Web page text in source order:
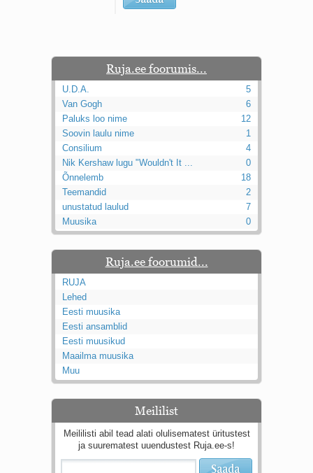
Ruja.ee foorumis...
U.D.A.
5
Van Gogh
6
Paluks loo nime
12
Soovin laulu nime
1
Consilium
4
Nik Kershaw lugu "Wouldn't It ...
0
Õnnelemb
18
Teemandid
2
unustatud laulud
7
Muusika
0
Ruja.ee foorumid...
RUJA
Lehed
Eesti muusika
Eesti ansamblid
Eesti muusikud
Maailma muusika
Muu
Meililist
Meililisti abil tead alati olulisematest üritustest
ja suurematest uuendustest Ruja.ee-s!